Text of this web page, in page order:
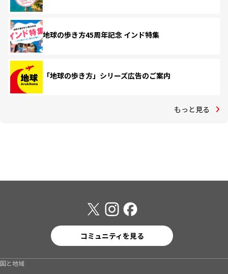
地球の歩き方45周年記念 インド特集
「地球の歩き方」シリーズ広告のご案内
もっと見る
コミュニティを見る
国と地域